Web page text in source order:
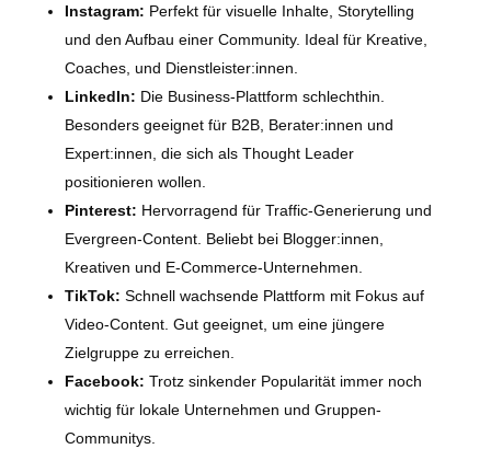
Instagram: Perfekt für visuelle Inhalte, Storytelling
und den Aufbau einer Community. Ideal für Kreative,
Coaches, und Dienstleister:innen.
LinkedIn: Die Business-Plattform schlechthin.
Besonders geeignet für B2B, Berater:innen und
Expert:innen, die sich als Thought Leader
positionieren wollen.
Pinterest: Hervorragend für Traffic-Generierung und
Evergreen-Content. Beliebt bei Blogger:innen,
Kreativen und E-Commerce-Unternehmen.
TikTok: Schnell wachsende Plattform mit Fokus auf
Video-Content. Gut geeignet, um eine jüngere
Zielgruppe zu erreichen.
Facebook: Trotz sinkender Popularität immer noch
wichtig für lokale Unternehmen und Gruppen-
Communitys.